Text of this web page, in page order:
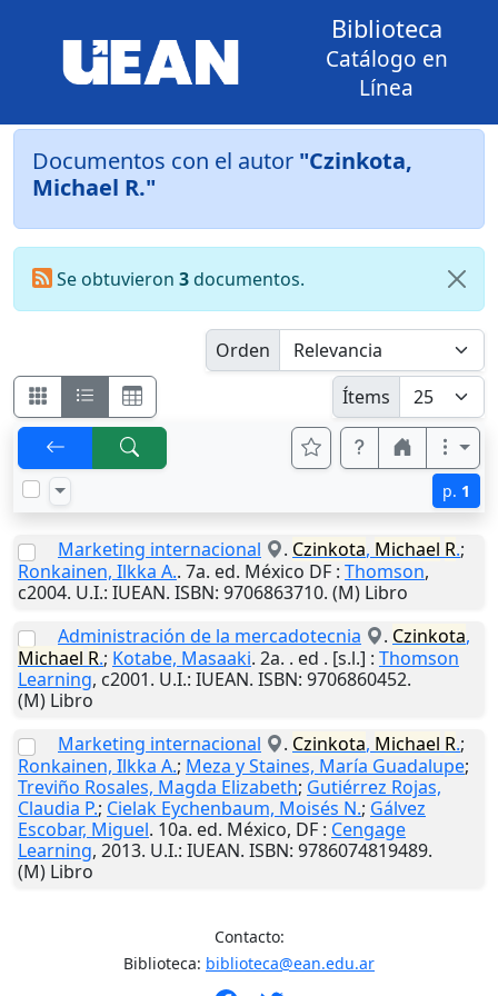
Biblioteca
Catálogo en
Línea
Documentos con el autor "Czinkota,
Michael R."
Se obtuvieron 3documentos.
Orden
Ítems
p. 1
Marketing internacional . Czinkota, Michael R.;
Ronkainen, Ilkka A.. 7a. ed. México DF : Thomson,
c2004. U.I.: IUEAN. ISBN: 9706863710. (M) Libro
Administración de la mercadotecnia
. Czinkota,
Michael R.; Kotabe, Masaaki. 2a. . ed . [s.l.] : Thomson
Learning, c2001. U.I.: IUEAN. ISBN: 9706860452.
(M) Libro
Marketing internacional
. Czinkota, Michael R.;
Ronkainen, Ilkka A.; Meza y Staines, María Guadalupe;
Treviño Rosales, Magda Elizabeth; Gutiérrez Rojas,
Claudia P.; Cielak Eychenbaum, Moisés N.; Gálvez
Escobar, Miguel. 10a. ed. México, DF : Cengage
Learning, 2013. U.I.: IUEAN. ISBN: 9786074819489.
(M) Libro
Contacto:
Biblioteca: biblioteca@ean.edu.ar